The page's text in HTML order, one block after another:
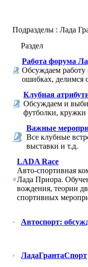
Подразделы : Лада
Раздел
Работа форума
Обсуждаем
ошибках, делимся
Клубная
Обсуждаем и
футболки, кружки
Важные
Все клубные
выставки и т.д.
LADA Race
Авто-спортивная
Лада Приора.
вождения, теории
спортивных
Автоспорт:
ЛадаГрантаСпорт